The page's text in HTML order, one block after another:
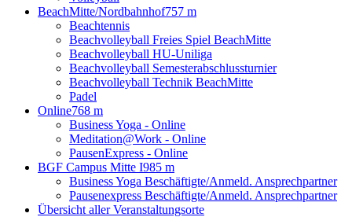
BeachMitte/Nordbahnhof757 m
Beachtennis
Beachvolleyball Freies Spiel BeachMitte
Beachvolleyball HU-Uniliga
Beachvolleyball Semesterabschlussturnier
Beachvolleyball Technik BeachMitte
Padel
Online768 m
Business Yoga - Online
Meditation@Work - Online
PausenExpress - Online
BGF Campus Mitte I985 m
Business Yoga Beschäftigte/Anmeld. Ansprechpartner
Pausenexpress Beschäftigte/Anmeld. Ansprechpartner
Übersicht aller Veranstaltungsorte